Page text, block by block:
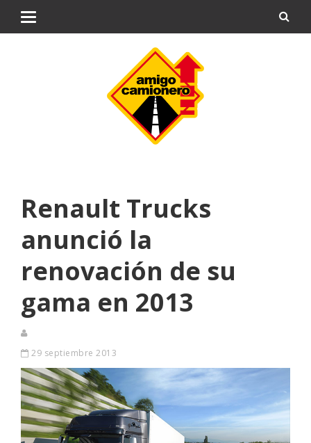
Renault Trucks
anunció la
renovación de su
gama en 2013
29 septiembre 2013